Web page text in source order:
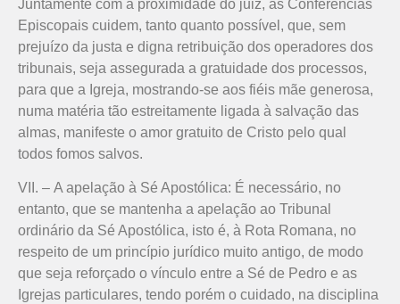
Juntamente com a proximidade do juiz, as Conferências
Episcopais cuidem, tanto quanto possível, que, sem
prejuízo da justa e digna retribuição dos operadores dos
tribunais, seja assegurada a gratuidade dos processos,
para que a Igreja, mostrando-se aos fiéis mãe generosa,
numa matéria tão estreitamente ligada à salvação das
almas, manifeste o amor gratuito de Cristo pelo qual
todos fomos salvos.
VII. – A apelação à Sé Apostólica: É necessário, no
entanto, que se mantenha a apelação ao Tribunal
ordinário da Sé Apostólica, isto é, à Rota Romana, no
respeito de um princípio jurídico muito antigo, de modo
que seja reforçado o vínculo entre a Sé de Pedro e as
Igrejas particulares, tendo porém o cuidado, na disciplina